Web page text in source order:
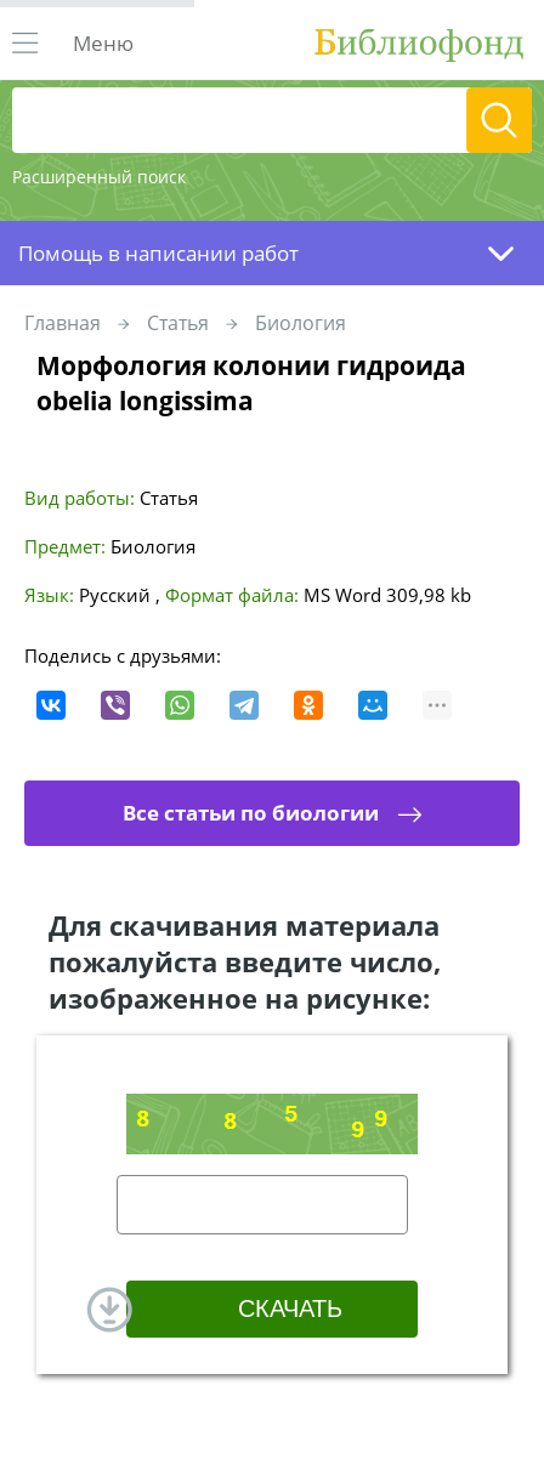
Расширенный поиск
Меню
Помощь в написании работ
Главная Статья Биология
Морфология колонии гидроида
obelia longissima
Вид работы: Статья
Предмет: Биология
Язык: Русский , Формат файла: MS Word 309,98 kb
Поделись с друзьями:
Все статьи по биологии
Для скачивания материала
пожалуйста введите число,
изображенное на рисунке: